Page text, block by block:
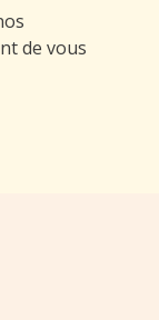
de vous